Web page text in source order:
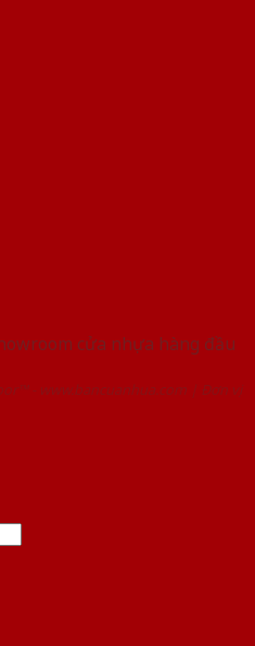
cửa nhựa hàng đầu
- www.bancuanhua.com | Đơn vị